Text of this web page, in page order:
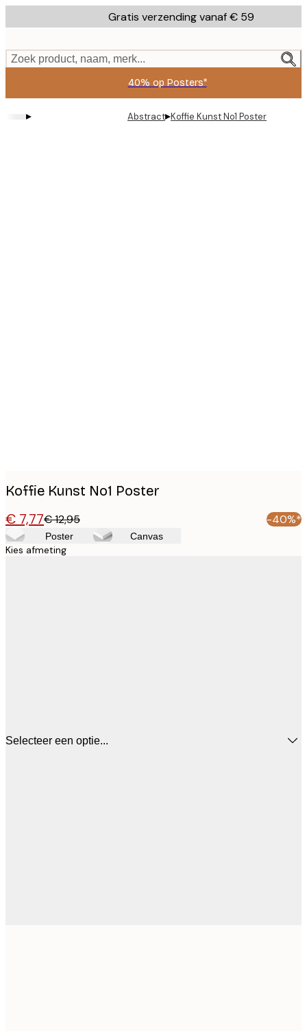
to
content.
Gratis verzending vanaf € 59
Zoek product, naam, merk...
40% op Posters*
▸ Abstract▸Koffie Kunst No1 Poster
Koffie Kunst No1 Poster
€ 7,77€ 12,95 -40%*
Poster Canvas
Kies afmeting
Selecteer een optie...